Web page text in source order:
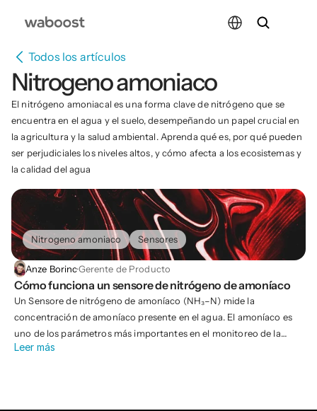
Todos los artículos
Nitrogeno amoniaco
El nitrógeno amoniacal es una forma clave de nitrógeno que se
encuentra en el agua y el suelo, desempeñando un papel crucial en
la agricultura y la salud ambiental. Aprenda qué es, por qué pueden
ser perjudiciales los niveles altos, y cómo afecta a los ecosistemas y
la calidad del agua
Nitrogeno amoniaco Sensores
Anze Borinc·Gerente de Producto
Cómo funciona un sensore de nitrógeno de amoníaco
Un Sensore de nitrógeno de amoníaco (NH₃–N) mide la
concentración de amoníaco presente en el agua. El amoníaco es
uno de los parámetros más importantes en el monitoreo de la
calidad del agua porque es un indicador clave de la actividad
Leer más